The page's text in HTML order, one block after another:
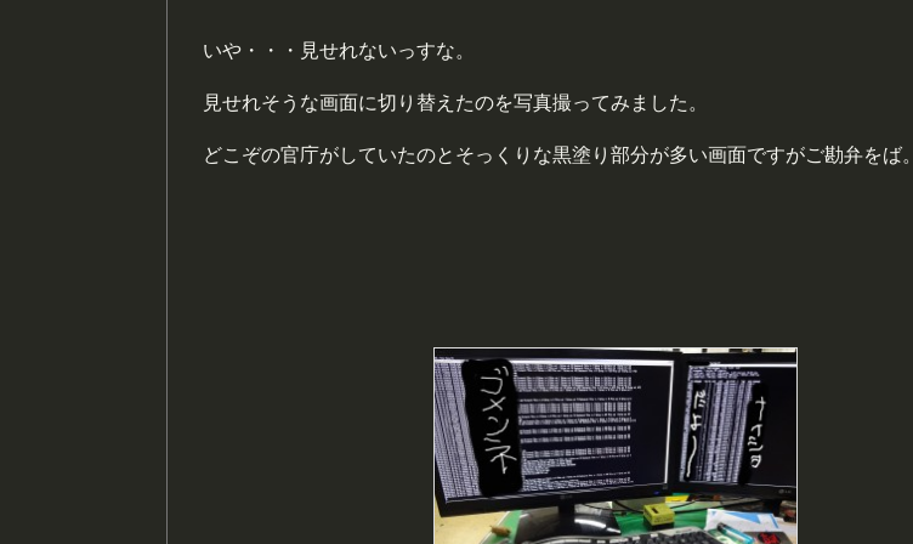
いや・・・見せれないっすな。
見せれそうな画面に切り替えたのを写真撮ってみました。
どこぞの官庁がしていたのとそっくりな黒塗り部分が多い画面ですがご勘弁をば。